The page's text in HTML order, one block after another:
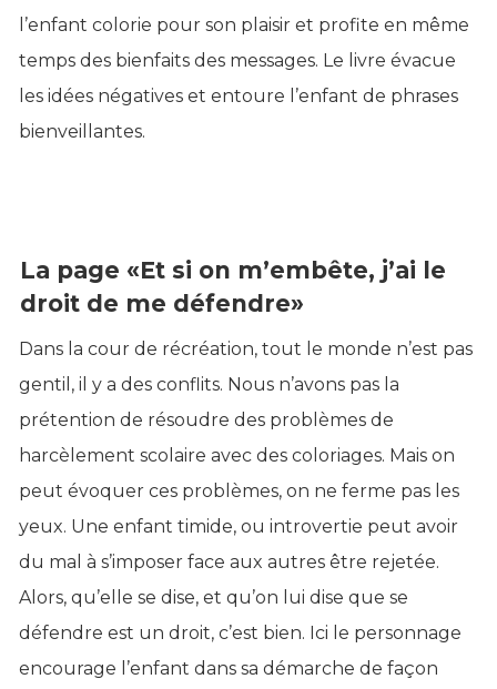
l’enfant colorie pour son plaisir et profite en même
temps des bienfaits des messages. Le livre évacue
les idées négatives et entoure l’enfant de phrases
bienveillantes.
La page «Et si on m’embête, j’ai le
droit de me défendre»
Dans la cour de récréation, tout le monde n’est pas
gentil, il y a des conflits. Nous n’avons pas la
prétention de résoudre des problèmes de
harcèlement scolaire avec des coloriages. Mais on
peut évoquer ces problèmes, on ne ferme pas les
yeux. Une enfant timide, ou introvertie peut avoir
du mal à s’imposer face aux autres être rejetée.
Alors, qu’elle se dise, et qu’on lui dise que se
défendre est un droit, c’est bien. Ici le personnage
encourage l’enfant dans sa démarche de façon